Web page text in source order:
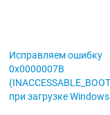
Исправляем ошибку
0x0000007B
при загрузке Windows